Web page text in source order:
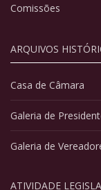
Comissões
ARQUIVOS
Casa de Câmara
Galeria de
Galeria de
ATIVIDADE